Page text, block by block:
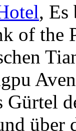
, Es
of the
Gürtel
über